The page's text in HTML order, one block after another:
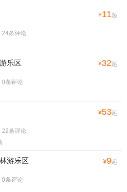
¥11起
24条评论
乐区 ¥32起
0条评论
¥53起
22条评论
游乐区 ¥9起
0条评论